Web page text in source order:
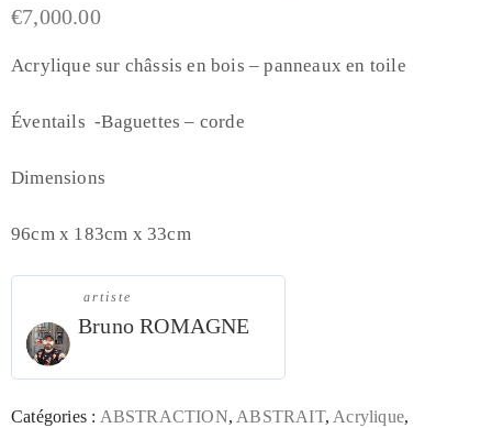
€7,000.00
Acrylique sur châssis en bois – panneaux en toile
Éventails -Baguettes – corde
Dimensions
96cm x 183cm x 33cm
artiste
Bruno ROMAGNE
Catégories : ABSTRACTION, ABSTRAIT, Acrylique,